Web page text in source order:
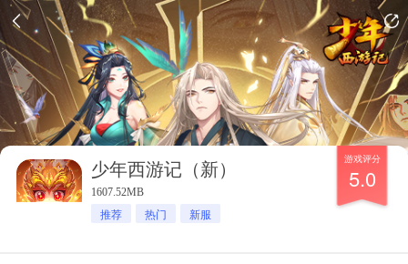
少年西游记（新）
1607.52MB
推荐 热门 新服
游戏评分
5.0